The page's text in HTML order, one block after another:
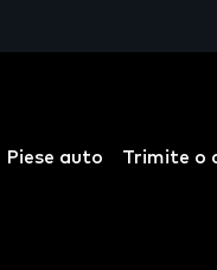
Piese auto Trimite o